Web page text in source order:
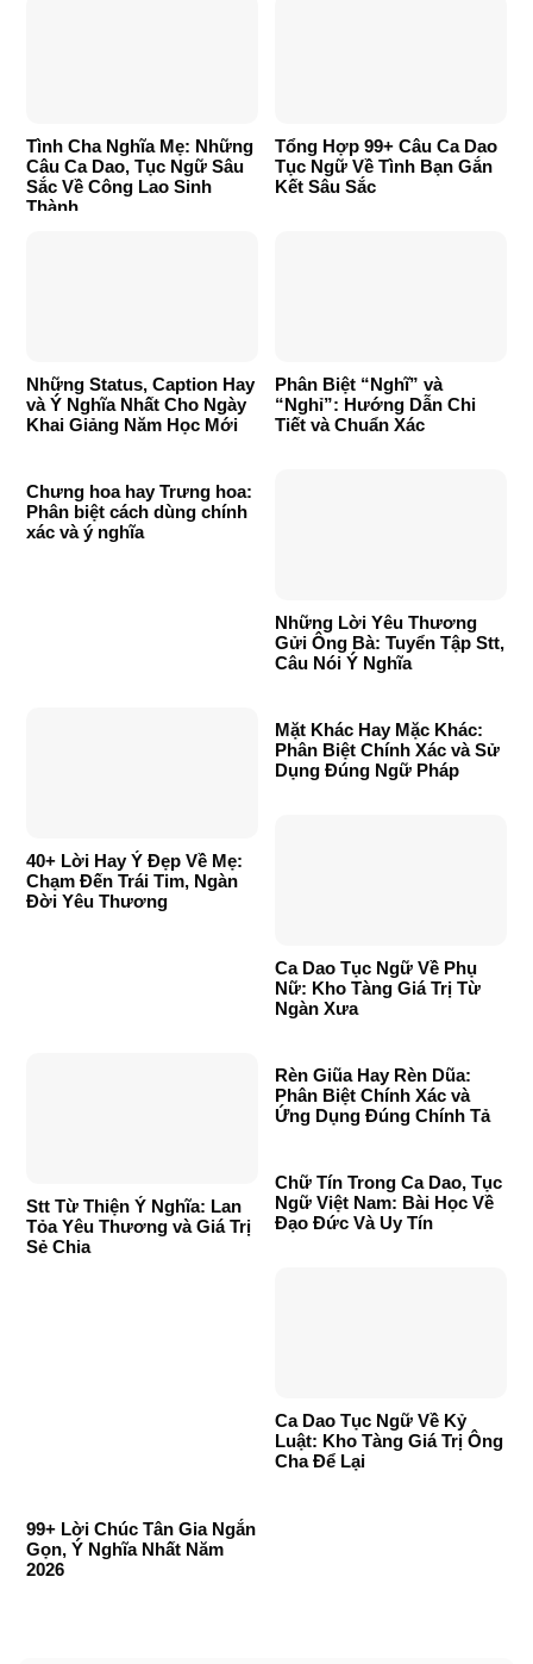
Tình Cha Nghĩa Mẹ: Những
Câu Ca Dao, Tục Ngữ Sâu
Sắc Về Công Lao Sinh
Thành
Tổng Hợp 99+ Câu Ca Dao
Tục Ngữ Về Tình Bạn Gắn
Kết Sâu Sắc
Những Status, Caption Hay
và Ý Nghĩa Nhất Cho Ngày
Khai Giảng Năm Học Mới
Phân Biệt “Nghĩ” và
“Nghỉ”: Hướng Dẫn Chi
Tiết và Chuẩn Xác
Chưng hoa hay Trưng hoa:
Phân biệt cách dùng chính
xác và ý nghĩa
Những Lời Yêu Thương
Gửi Ông Bà: Tuyển Tập Stt,
Câu Nói Ý Nghĩa
40+ Lời Hay Ý Đẹp Về Mẹ:
Chạm Đến Trái Tim, Ngàn
Đời Yêu Thương
Mặt Khác Hay Mặc Khác:
Phân Biệt Chính Xác và Sử
Dụng Đúng Ngữ Pháp
Ca Dao Tục Ngữ Về Phụ
Nữ: Kho Tàng Giá Trị Từ
Ngàn Xưa
Stt Từ Thiện Ý Nghĩa: Lan
Tỏa Yêu Thương và Giá Trị
Sẻ Chia
Rèn Giũa Hay Rèn Dũa:
Phân Biệt Chính Xác và
Ứng Dụng Đúng Chính Tả
Chữ Tín Trong Ca Dao, Tục
Ngữ Việt Nam: Bài Học Về
Đạo Đức Và Uy Tín
Ca Dao Tục Ngữ Về Kỷ
Luật: Kho Tàng Giá Trị Ông
Cha Để Lại
99+ Lời Chúc Tân Gia Ngắn
Gọn, Ý Nghĩa Nhất Năm
2026